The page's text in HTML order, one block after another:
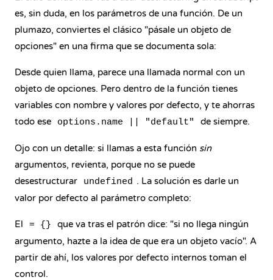
es, sin duda, en los parámetros de una función. De un
plumazo, conviertes el clásico "pásale un objeto de
opciones" en una firma que se documenta sola:
Desde quien llama, parece una llamada normal con un
objeto de opciones. Pero dentro de la función tienes
variables con nombre y valores por defecto, y te ahorras
todo ese
options.name || "default" de siempre.
Ojo con un detalle: si llamas a esta función sin
argumentos, revienta, porque no se puede
desestructurar
undefined . La solución es darle un
valor por defecto al parámetro completo:
El = {}
que va tras el patrón dice: "si no llega ningún
argumento, hazte a la idea de que era un objeto vacío". A
partir de ahí, los valores por defecto internos toman el
control.